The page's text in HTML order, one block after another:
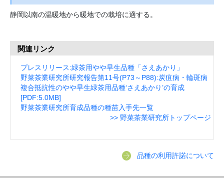
静岡以南の温暖地から暖地での栽培に適する。
関連リンク
プレスリリース:緑茶用やや早生品種「さえあかり」
野菜茶業研究所研究報告第11号(P73～P88):炭疽病・輪斑病
複合抵抗性のやや早生緑茶用品種‘さえあかり’の育成
[PDF:5.0MB]
野菜茶業研究所育成品種の種苗入手先一覧
>> 野菜茶業研究所トップページ
品種の利用許諾について